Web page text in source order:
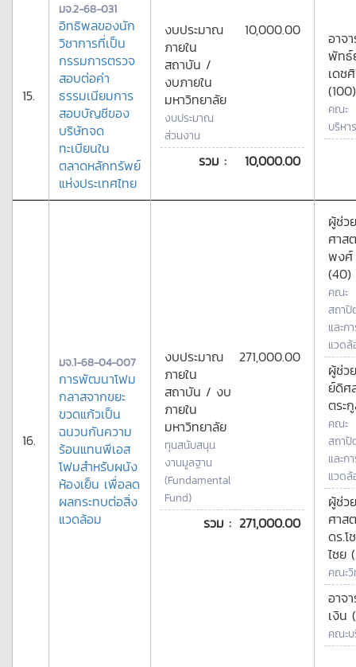
15.
มจ.2-68-031
อิทธิพลของนัก
วิชาการที่เป็น
กรรมการตรวจ
สอบต่อค่า
ธรรมเนียมการ
สอบบัญชีของ
บริษัทจด
ทะเบียนใน
ตลาดหลักทรัพย์
แห่งประเทศไทย
งบประมาณ
ภายใน
สถาบัน /
งบภายใน
มหาวิทยาลัย
งบประมาณ
ส่วนงาน
10,000.00
รวม : 10,000.00
อาจ
พัทธ์
เดช
(100)
คณะ
บริหา
16.
มจ.1-68-04-007
การพัฒนาโฟม
กลาสจากขยะ
ขวดแก้วเป็น
ฉนวนกันความ
ร้อนแทนพีเอส
โฟมสำหรับผนัง
ห้องเย็น เพื่อลด
ผลกระทบต่อสิ่ง
แวดล้อม
งบประมาณ
ภายใน
สถาบัน / งบ
ภายใน
มหาวิทยาลัย
ทุนสนับสนุน
งานมูลฐาน
(Fundamental
Fund)
271,000.00
รวม : 271,000.00
ผู้ช่วย
ศาส
พงศ์
(40)
คณะ
สถาปั
และก
แวด
ผู้ช่ว
ย์ดิศ
ตระ
คณะ
สถาปั
และก
แวด
ผู้ช่วย
ศาส
ดร.โ
ไชย
คณะ
อาจ
เงิน
คณะบ